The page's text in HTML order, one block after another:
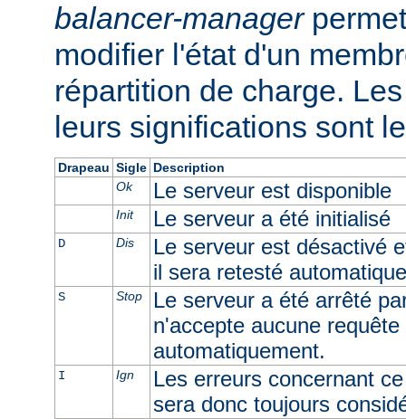
balancer-manager
modifier l'état d'un
répartition de charge.
leurs significations sont
Drapeau Sigle Description
Ok
Le serveur est disponible
Init Le serveur a été initialisé
D Dis
Le serveur est désactivé
il sera retesté
S Stop
Le serveur a été arrêté
n'accepte aucune
automatiquement.
I Ign
Les erreurs concernant
sera donc toujours